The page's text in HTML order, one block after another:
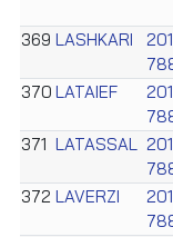
369 LASHKARI
370 LATAIEF
371 LATASSAL
372 LAVERZI